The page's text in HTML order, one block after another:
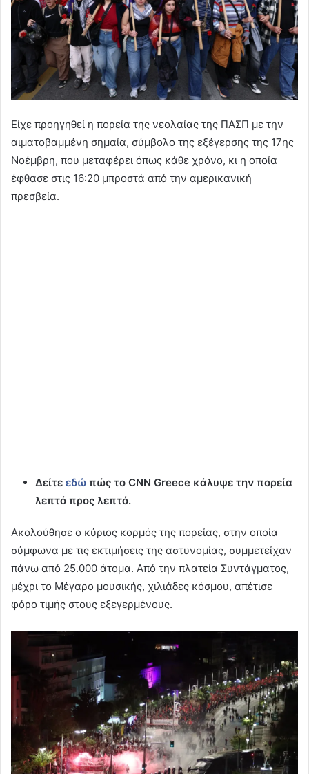
Είχε προηγηθεί η πορεία της νεολαίας της ΠΑΣΠ με την
αιματοβαμμένη σημαία, σύμβολο της εξέγερσης της 17ης
Νοέμβρη, που μεταφέρει όπως κάθε χρόνο, κι η οποία
έφθασε στις 16:20 μπροστά από την αμερικανική
πρεσβεία.
Δείτε εδώ πώς το CNN Greece κάλυψε την πορεία
λεπτό προς λεπτό.
Ακολούθησε ο κύριος κορμός της πορείας, στην οποία
σύμφωνα με τις εκτιμήσεις της αστυνομίας, συμμετείχαν
πάνω από 25.000 άτομα. Από την πλατεία Συντάγματος,
μέχρι το Μέγαρο μουσικής, χιλιάδες κόσμου, απέτισε
φόρο τιμής στους εξεγερμένους.